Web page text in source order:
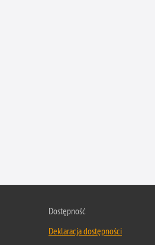
Dostępność
Deklaracja dostępności